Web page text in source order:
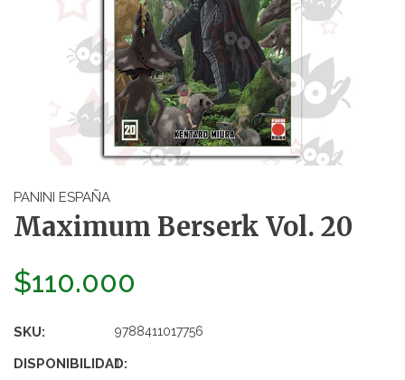
PANINI ESPAÑA
Maximum Berserk Vol. 20
$110.000
SKU: 9788411017756
DISPONIBILIDAD:
1